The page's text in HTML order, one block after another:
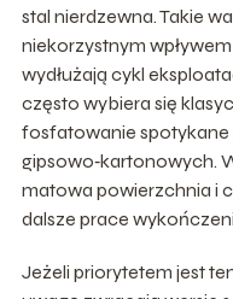
stal nierdzewna. Takie
niekorzystnym
wydłużają cykl
często wybiera się
fosfatowanie spotykane
gipsowo‑kartonowych.
matowa powierzchnia i
dalsze prace
Jeżeli priorytetem jest